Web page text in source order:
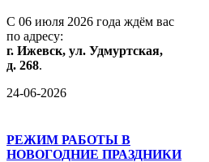
С 06 июля 2026 года ждём вас
по адресу:
г. Ижевск, ул. Удмуртская,
д. 268.
24-06-2026
РЕЖИМ РАБОТЫ В
НОВОГОДНИЕ ПРАЗДНИКИ